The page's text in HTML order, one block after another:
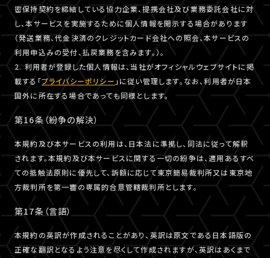
密保持契約を締結している協力企業、提携会社及び業務委託会社に対
し、本サービスを実施するために個人情報を開示する場合があります
（発送業務、代金決済のクレジットカード会社への照会、本サービスの
利用申込みの受付、払戻業務を含みます。）。
2. 利用者が登録した個人情報は、当社がオフィシャルウェブサイトに掲
載する「プライバシーポリシー 」に従い管理します。なお、利用者が日本
国外に所在する場合であっても同様とします。
第16条（紛争の解決）
本規約及び本サービスの利用は、日本法に準拠し、同法に従って解釈
されます。本規約及び本サービスに関する一切の紛争は、適用あるすべ
ての抵触法原則に優先して、訴額に応じて東京簡易裁判所又は東京地
方裁判所を第一審の専属的合意管轄裁判所とします。
第17条（言語）
本規約の英訳が作成されることがあり、英訳は原文である日本語版の
正確な翻訳となるよう注意を尽くして作成されますが、英訳はあくまで